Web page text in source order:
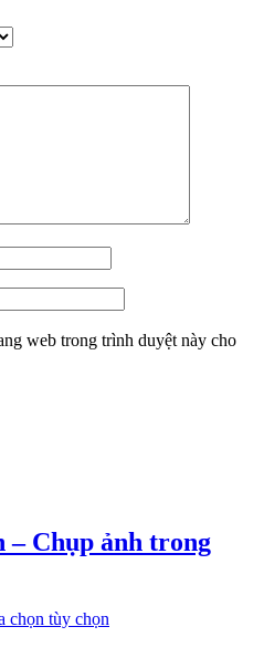
web trong trình duyệt này cho
– Chụp ảnh trong
chọn tùy chọn